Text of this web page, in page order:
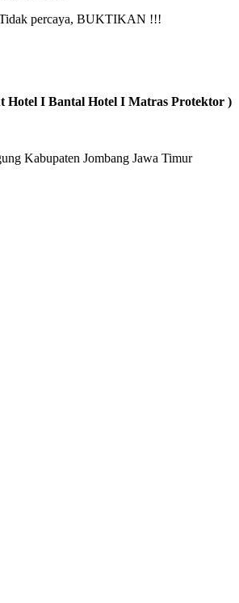
Tidak percaya, BUKTIKAN !!!
Hotel I Bantal Hotel I Matras Protektor )
Kabupaten Jombang Jawa Timur